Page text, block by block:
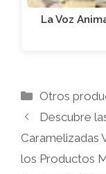
La Voz
Categorías
Otros
Descubre
Caramelizadas
los Productos